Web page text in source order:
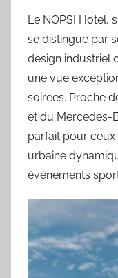
Le NOPSI Hotel,
se distingue par
design industriel
une vue
soirées. Proche
et du Mercedes-
parfait pour
urbaine
événements